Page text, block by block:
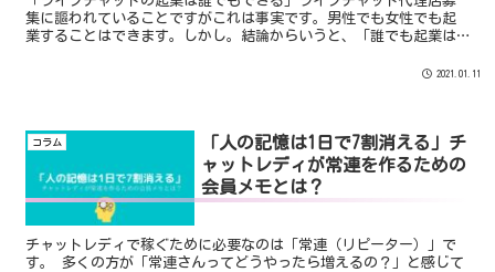
集に謳われていることですがこれは事実です。男性でも女性でも起
業することはできます。しかし。結論からいうと、「誰でも起業は
2021.01.11
コラム
「人の記憶は1日で7割消える」チ
ャットレディが常連を作るための
会員メモとは？
チャットレディで稼ぐために必要なのは「常連（リピーター）」で
す。 多くの方が「常連さんってどうやったら増えるの？」と感じて